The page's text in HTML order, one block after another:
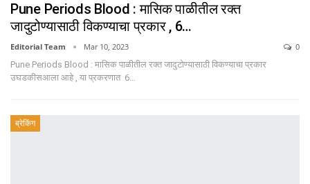
Pune Periods Blood : मासिक पाळीतील रक्त
जादुटोण्यासाठी विकण्याचा प्रकार , 6…
Editorial Team Mar 10, 2023
0
Pune Periods Blood : मासिक पाळीतील रक्त जादुटोण्यासाठी विकण्याचा प्रकार
उघडकीसआला आहे , या प्रकरणात 6…
ब्रेकिंग